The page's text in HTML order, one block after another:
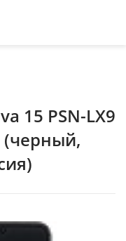
15 PSN-LX9
(черный,